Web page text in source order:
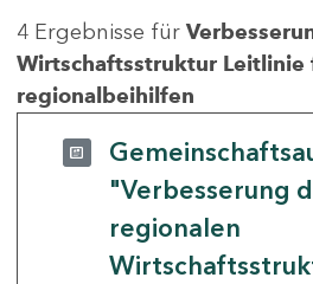
4 Ergebnisse für
Wirtschaftsstruktur Leitlinie
regionalbeihilfen
"Verbesserung
regionalen